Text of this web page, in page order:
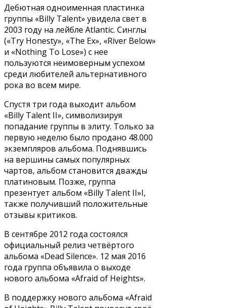
Дебютная одноименная пластинка
группы «Billy Talent» увидела свет в
2003 году на лейбле Atlantic. Синглы
(«Try Honesty», «The Ex», «River Below»
и «Nothing To Lose») с нее
пользуются неимоверным успехом
среди любителей альтернативного
рока во всем мире.
Спустя три года выходит альбом
«Billy Talent II», символизируя
попадание группы в элиту. Только за
первую неделю было продано 48.000
экземпляров альбома. Поднявшись
на вершины самых популярных
чартов, альбом становится дважды
платиновым. Позже, группа
презентует альбом «Billy Talent II»I,
также получивший положительные
отзывы критиков.
В сентябре 2012 года состоялся
официальный релиз четвёртого
альбома «Dead Silence». 12 мая 2016
года группа объявила о выходе
нового альбома «Afraid of Heights».
В поддержку нового альбома «Afraid